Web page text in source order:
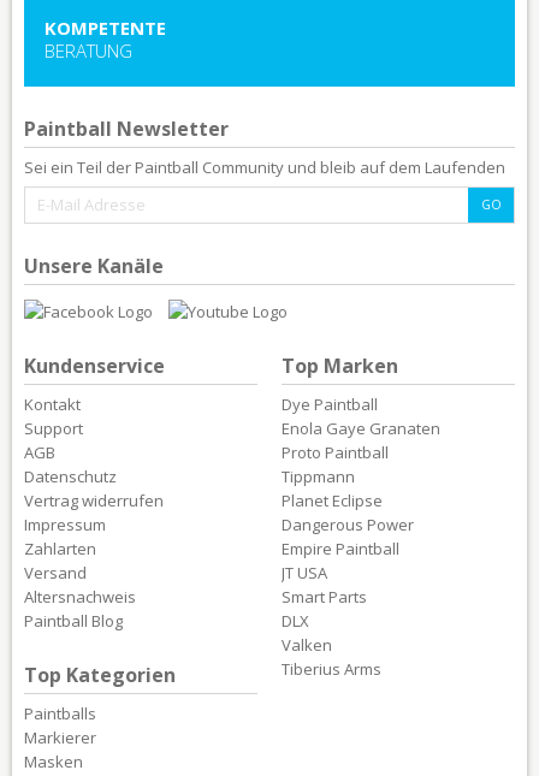
KOMPETENTE
BERATUNG
Paintball Newsletter
Sei ein Teil der Paintball Community und bleib auf dem Laufenden
Unsere Kanäle
Kundenservice
Kontakt
Support
AGB
Datenschutz
Vertrag widerrufen
Impressum
Zahlarten
Versand
Altersnachweis
Paintball Blog
Top Kategorien
Paintballs
Markierer
Masken
Top Marken
Dye Paintball
Enola Gaye Granaten
Proto Paintball
Tippmann
Planet Eclipse
Dangerous Power
Empire Paintball
JT USA
Smart Parts
DLX
Valken
Tiberius Arms